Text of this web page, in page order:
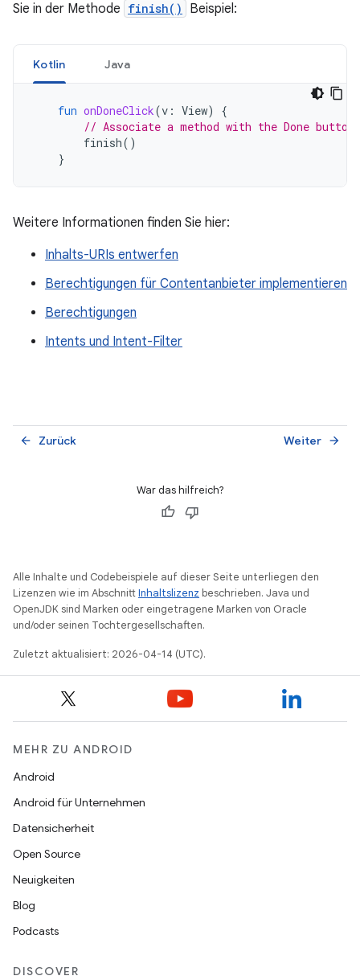
Sie in der Methode finish() Beispiel:
Kotlin Java
fun onDoneClick(v : View)
{
// Associate a method with the Done button
finish()
}
Weitere Informationen finden Sie hier:
Inhalts-URIs entwerfen
Berechtigungen für Contentanbieter implementieren
Berechtigungen
Intents und Intent-Filter
Zurück
arrow_back Weiter arrow_forward
War das hilfreich?
Alle Inhalte und Codebeispiele auf dieser Seite unterliegen den
Lizenzen wie im AbschnittInhaltslizenz beschrieben. Java und
OpenJDK sind Marken oder eingetragene Marken von Oracle
und/oder seinen Tochtergesellschaften.
Zuletzt aktualisiert: 2026-04-14 (UTC).
MEHR ZU ANDROID
Android
Android für Unternehmen
Datensicherheit
Open Source
Neuigkeiten
Blog
Podcasts
DISCOVER